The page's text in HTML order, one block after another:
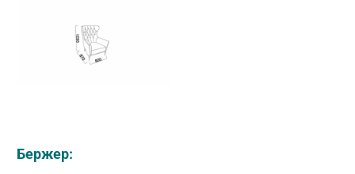
Бержер: